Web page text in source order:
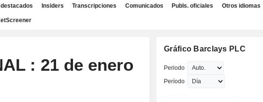
Insiders Transcripciones Comunicados Publs. oficiales Otros idiomas
: 21 de enero
Gráfico Barclays PLC
Periodo
Período